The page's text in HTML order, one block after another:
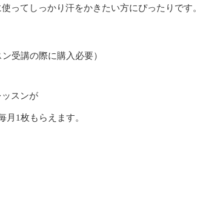
ってしっかり汗をかきたい方にぴったりです。
ン受講の際に購入必要）
スンが
月1枚もらえます。